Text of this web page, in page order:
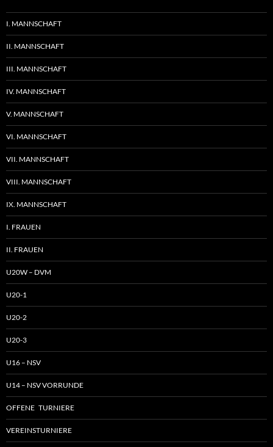
I. MANNSCHAFT
II. MANNSCHAFT
III. MANNSCHAFT
IV. MANNSCHAFT
V. MANNSCHAFT
VI. MANNSCHAFT
VII. MANNSCHAFT
VIII. MANNSCHAFT
IX. MANNSCHAFT
I. FRAUEN
II. FRAUEN
U20W – DVM
U20-1
U20-2
U20-3
U16 – NSV
U14 – NSV VORRUNDE
OFFENE TURNIERE
VEREINSTURNIERE